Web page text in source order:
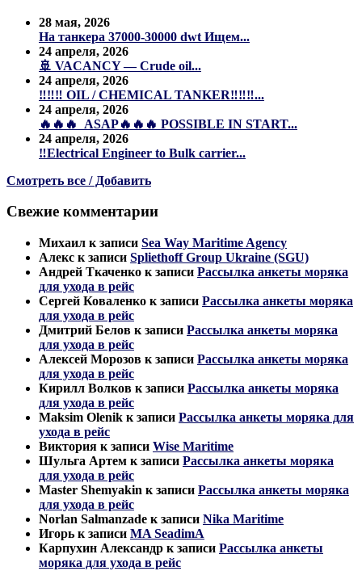
28 мая, 2026
На танкера 37000-30000 dwt Ищем...
24 апреля, 2026
🚢 VACANCY — Crude oil...
24 апреля, 2026
‼️‼️‼️ OIL / CHEMICAL TANKER‼️‼️‼️...
24 апреля, 2026
🔥🔥🔥 ASAP🔥🔥🔥 POSSIBLE IN START...
24 апреля, 2026
‼️Electrical Engineer to Bulk carrier...
Смотреть все / Добавить
Свежие комментарии
Михаил к записи Sea Way Maritime Agency
Алекс к записи Spliethoff Group Ukraine (SGU)
Андрей Ткаченко к записи Рассылка анкеты моряка
для ухода в рейс
Сергей Коваленко к записи Рассылка анкеты моряка
для ухода в рейс
Дмитрий Белов к записи Рассылка анкеты моряка
для ухода в рейс
Алексей Морозов к записи Рассылка анкеты моряка
для ухода в рейс
Кирилл Волков к записи Рассылка анкеты моряка
для ухода в рейс
Maksim Olenik к записи Рассылка анкеты моряка для
ухода в рейс
Виктория к записи Wise Maritime
Шульга Артем к записи Рассылка анкеты моряка
для ухода в рейс
Master Shemyakin к записи Рассылка анкеты моряка
для ухода в рейс
Norlan Salmanzade к записи Nika Maritime
Игорь к записи MA SeadimA
Карпухин Александр к записи Рассылка анкеты
моряка для ухода в рейс